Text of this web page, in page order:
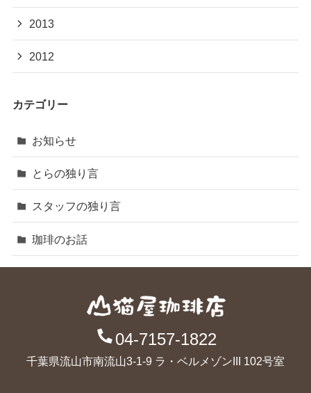
2013
2012
カテゴリー
お知らせ
とらの独り言
スタッフの独り言
珈琲のお話
04-7157-1822
千葉県流山市南流山3-1-9 ラ・ベルメゾンIII 102号室